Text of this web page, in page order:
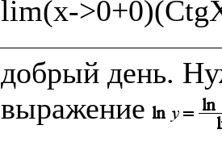
добрый день.
выражение